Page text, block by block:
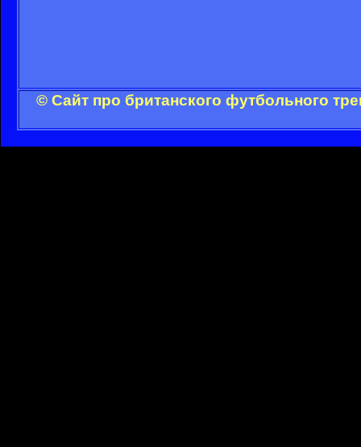
© Сайт про британского футбольного